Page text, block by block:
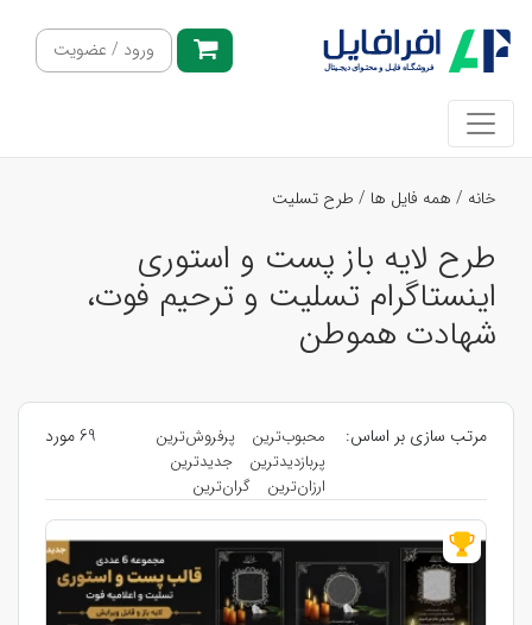
ورود / عضویت
خانه / همه فایل ها / طرح تسلیت
طرح لایه باز پست و استوری
اینستاگرام تسلیت و ترحیم فوت،
شهادت هموطن
مرتب سازی بر اساس: محبوب‌ترین
پرفروش‌ترین
پربازدیدترین
جدیدترین
ارزان‌ترین
گران‌ترین
69 مورد